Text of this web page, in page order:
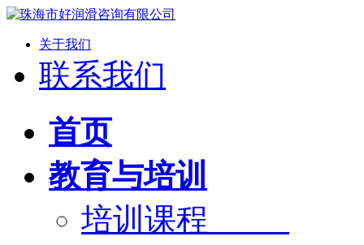
关于我们
联系我们
首页
教育与培训
培训课程